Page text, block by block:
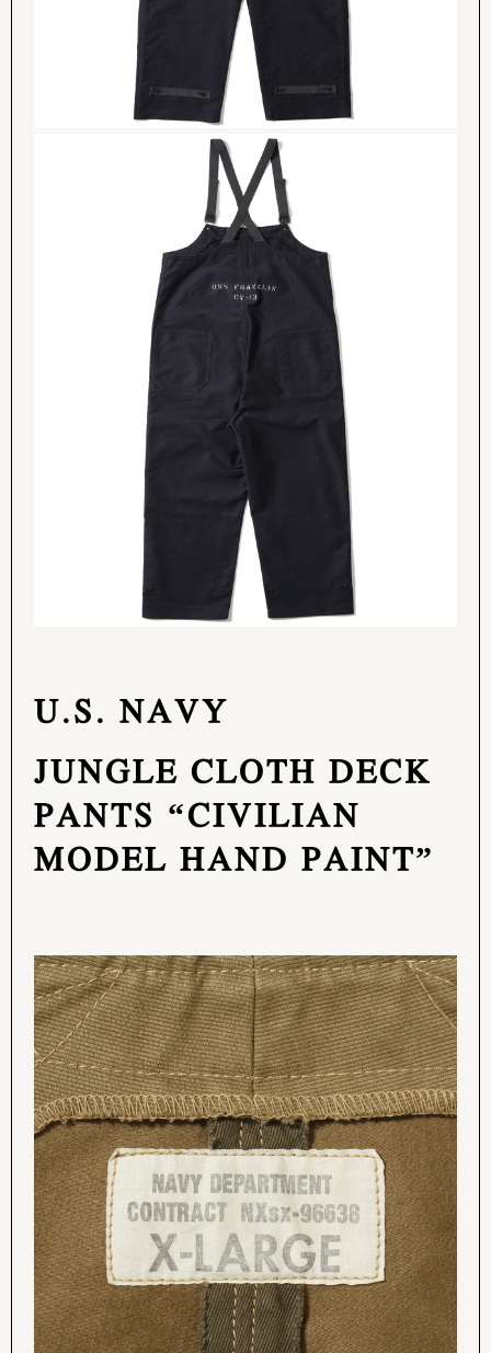
U.S. NAVY
JUNGLE CLOTH DECK
PANTS “CIVILIAN
MODEL HAND PAINT”